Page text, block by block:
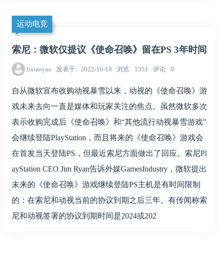
运动电竞
索尼：微软仅提议《使命召唤》留在PS 3年时间
lixiaoyao 发表于 2022-10-10 浏览 1351 评论 0
自从微软宣布收购动视暴雪以来，动视的《使命召唤》游
戏未来去向一直是媒体和玩家关注的焦点。虽然微软多次
表示收购完成后《使命召唤》和“其他流行动视暴雪游戏”
会继续登陆PlayStation，而且将来的《使命召唤》游戏会
在首发当天登陆PS，但最近索尼方面做出了回应。索尼Pl
ayStation CEO Jim Ryan告诉外媒GamesIndustry，微软提出
未来的《使命召唤》游戏继续登陆PS主机是有时间限制
的：在索尼和动视当前的协议到期之后三年。有传闻称索
尼和动视签署的协议到期时间是2024或202